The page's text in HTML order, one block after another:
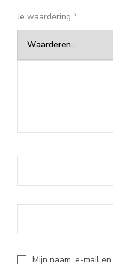
Je waardering *
Mijn naam, e-mail